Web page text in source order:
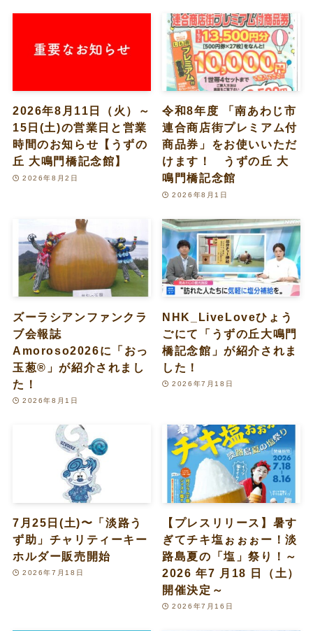
2026年8月11日（火）～
15日(土)の営業日と営業
時間のお知らせ【うずの
丘 大鳴門橋記念館】
2026年8月2日
令和8年度 「南あわじ市
連合商店街プレミアム付
商品券」をお使いいただ
けます！ うずの丘 大
鳴門橋記念館
2026年8月1日
ズーラシアンファンクラ
ブ会報誌
Amoroso2026に「おっ
玉葱®︎」が紹介されまし
た！
2026年8月1日
NHK_LiveLoveひょう
ごにて「うずの丘大鳴門
橋記念館」が紹介されま
した！
2026年7月18日
7月25日(土)〜「淡路う
ず助」チャリティーキー
ホルダー販売開始
2026年7月18日
【プレスリリース】暑す
ぎてチキ塩ぉぉぉー！淡
路島夏の「塩」祭り！～
2026 年7 月18 日（土）
開催決定～
2026年7月16日